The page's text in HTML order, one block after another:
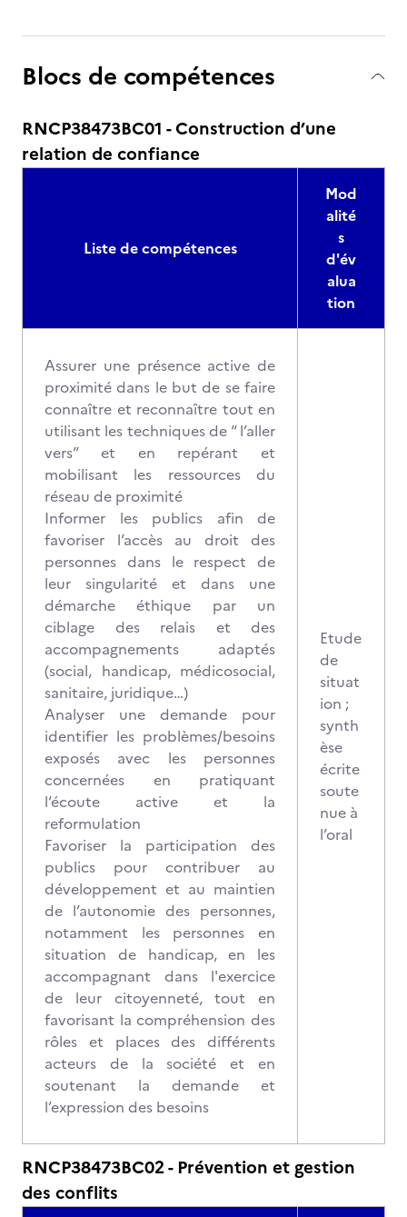
Blocs de compétences
RNCP38473BC01 - Construction d’une
relation de confiance
Liste de compétences
Mod
alité
s
d'év
alua
tion
Assurer une présence active de
proximité dans le but de se faire
connaître et reconnaître tout en
utilisant les techniques de “ l’aller
vers” et en repérant et
mobilisant les ressources du
réseau de proximité
Informer les publics afin de
favoriser l’accès au droit des
personnes dans le respect de
leur singularité et dans une
démarche éthique par un
ciblage des relais et des
accompagnements adaptés
(social, handicap, médicosocial,
sanitaire, juridique…)
Analyser une demande pour
identifier les problèmes/besoins
exposés avec les personnes
concernées en pratiquant
l‘écoute active et la
reformulation
Favoriser la participation des
publics pour contribuer au
développement et au maintien
de l’autonomie des personnes,
notamment les personnes en
situation de handicap, en les
accompagnant dans l'exercice
de leur citoyenneté, tout en
favorisant la compréhension des
rôles et places des différents
acteurs de la société et en
soutenant la demande et
l’expression des besoins
Etude
de
situat
ion ;
synth
èse
écrite
soute
nue à
l’oral
RNCP38473BC02 - Prévention et gestion
des conflits